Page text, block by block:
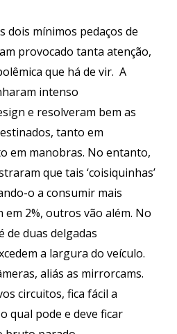
dois mínimos pedaços de
provocado tanta atenção,
que há de vir. A
intenso
e resolveram bem as
tanto em
em manobras. No entanto,
que tais ‘coisiquinhas’
o a consumir mais
em 2%, outros vão além. No
de duas delgadas
a largura do veículo.
aliás as mirrorcams.
circuitos, fica fácil a
qual pode e deve ficar